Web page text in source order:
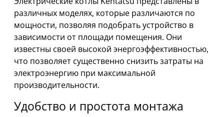
различных моделях, которые различаются по
мощности, позволяя подобрать устройство в
зависимости от площади помещения. Они
известны своей высокой энергоэффективностью,
что позволяет существенно снизить затраты на
электроэнергию при максимальной
производительности.
Удобство и простота монтажа